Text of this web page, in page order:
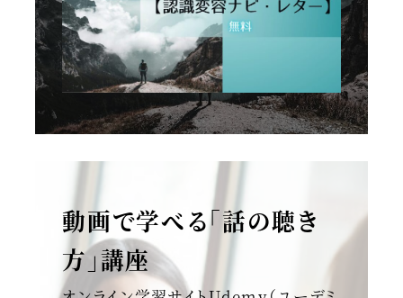
動画で学べる「話の聴き
方」講座